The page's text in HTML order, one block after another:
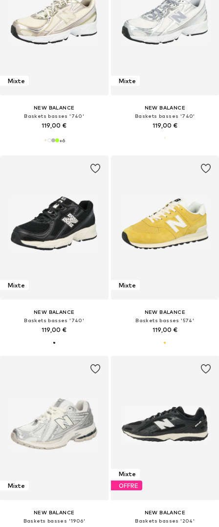
Mixte
NEW BALANCE
Baskets basses '740'
119,00 €
+6
Mixte
NEW BALANCE
Baskets basses '740'
119,00 €
Mixte
NEW BALANCE
Baskets basses '740'
119,00 €
Mixte
NEW BALANCE
Baskets basses '574'
119,00 €
Mixte
NEW BALANCE
Baskets basses '1906'
Mixte
OFFRE
NEW BALANCE
Baskets basses '204'